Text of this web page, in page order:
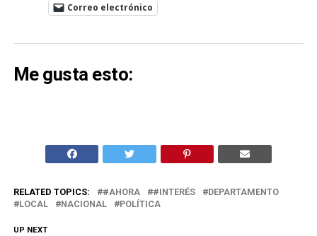
Correo electrónico
Me gusta esto:
RELATED TOPICS: #AHORA #INTERÉS
DEPARTAMENTO
LOCAL
NACIONAL POLÍTICA
UP NEXT